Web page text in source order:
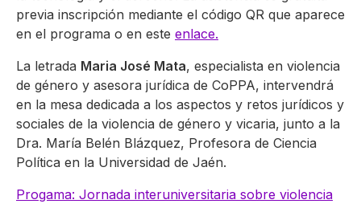
previa inscripción mediante el código QR que aparece
en el programa o en este enlace.
La letrada Maria José Mata, especialista en violencia
de género y asesora jurídica de CoPPA, intervendrá
en la mesa dedicada a los aspectos y retos jurídicos y
sociales de la violencia de género y vicaria, junto a la
Dra. María Belén Blázquez, Profesora de Ciencia
Política en la Universidad de Jaén.
Progama: Jornada interuniversitaria sobre violencia